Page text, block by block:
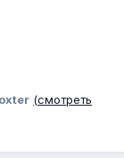
(смотреть